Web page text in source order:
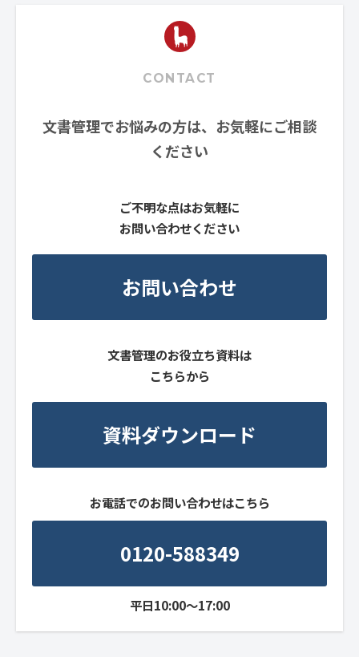
CONTACT
文書管理でお悩みの方は、お気軽にご相談
ください
ご不明な点はお気軽に
お問い合わせください
お問い合わせ
文書管理のお役立ち資料は
こちらから
資料ダウンロード
お電話でのお問い合わせはこちら
0120-588349
平日10:00～17:00